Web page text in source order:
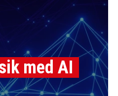
med AI